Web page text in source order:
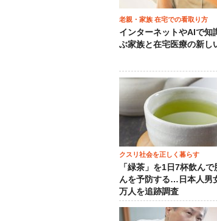
老親・家族 在宅での看取り方
インターネットやAIで知
ぶ家族と在宅医療の新し
クスリ社会を正しく暮らす
「緑茶」を1日7杯飲んで
んを予防する…日本人男
万人を追跡調査